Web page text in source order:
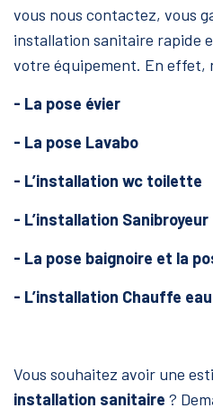
vous nous contactez, vous
installation sanitaire rapide
votre équipement. En effet,
- La pose évier
- La pose Lavabo
- L’installation wc toilette
- L’installation Sanibroyeur
- La pose baignoire et la
- L’installation Chauffe eau
Vous souhaitez avoir une
installation sanitaire ?